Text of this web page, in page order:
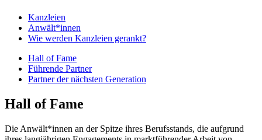
Kanzleien
Anwält*innen
Wie werden Kanzleien gerankt?
Hall of Fame
Führende Partner
Partner der nächsten Generation
Hall of Fame
Die Anwält*innen an der Spitze ihres Berufsstands, die aufgrund